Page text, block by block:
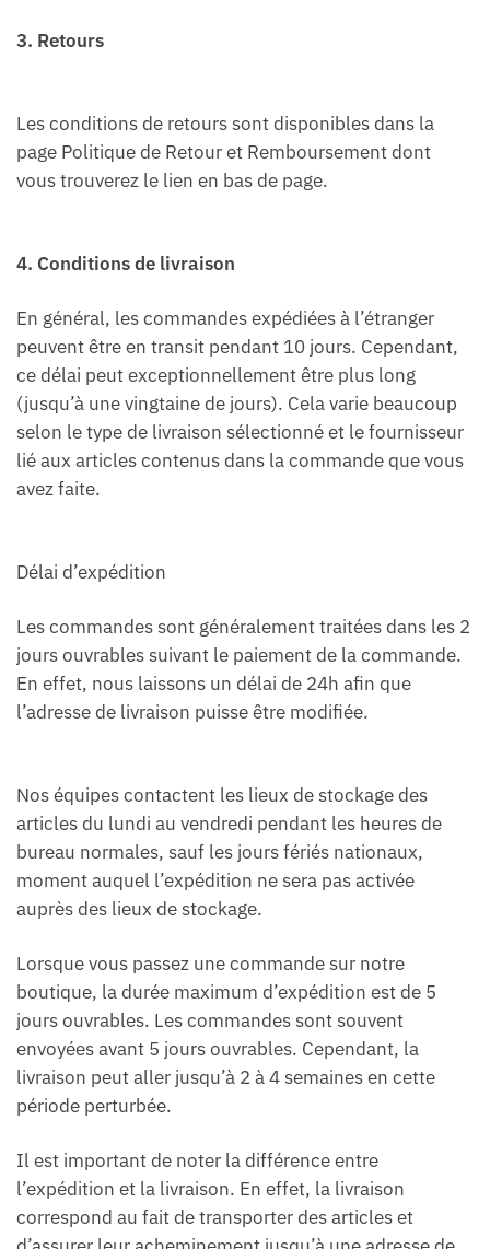
3. Retours
Les conditions de retours sont disponibles dans la
page Politique de Retour et Remboursement dont
vous trouverez le lien en bas de page.
4. Conditions de livraison
En général, les commandes expédiées à l’étranger
peuvent être en transit pendant 10 jours. Cependant,
ce délai peut exceptionnellement être plus long
(jusqu’à une vingtaine de jours). Cela varie beaucoup
selon le type de livraison sélectionné et le fournisseur
lié aux articles contenus dans la commande que vous
avez faite.
Délai d’expédition
Les commandes sont généralement traitées dans les 2
jours ouvrables suivant le paiement de la commande.
En effet, nous laissons un délai de 24h afin que
l’adresse de livraison puisse être modifiée.
Nos équipes contactent les lieux de stockage des
articles du lundi au vendredi pendant les heures de
bureau normales, sauf les jours fériés nationaux,
moment auquel l’expédition ne sera pas activée
auprès des lieux de stockage.
Lorsque vous passez une commande sur notre
boutique, la durée maximum d’expédition est de 5
jours ouvrables. Les commandes sont souvent
envoyées avant 5 jours ouvrables. Cependant, la
livraison peut aller jusqu’à 2 à 4 semaines en cette
période perturbée.
Il est important de noter la différence entre
l’expédition et la livraison. En effet, la livraison
correspond au fait de transporter des articles et